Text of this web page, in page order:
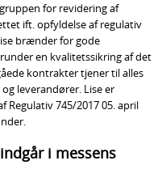
for revidering af
ift. opfyldelse af regulativ
brænder for gode
en kvalitetssikring af det
kontrakter tjener til alles
leverandører. Lise er
Regulativ 745/2017 05. april
i messens